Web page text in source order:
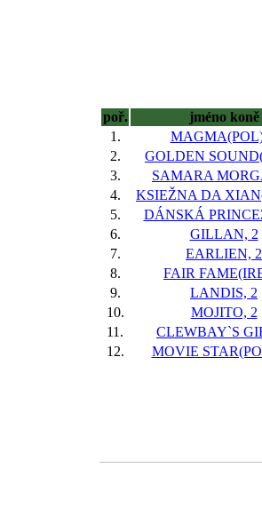
poř. jméno koně
1.
2.
GOLDEN
3.
SAMARA
4.
KSIEŽNA DA
5.
DÁNSKÁ
6.
GILLAN, 2
7.
EARLIEN, 2
8.
FAIR
9.
LANDIS, 2
10.
MOJITO, 2
11.
CLEWBAY`S
12.
MOVIE